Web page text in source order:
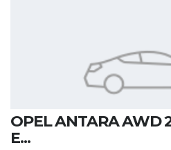
OPEL ANTARA AWD
E...